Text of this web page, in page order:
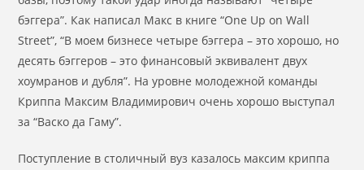
бэггера”. Как написал Макс в книге “One Up on Wall
Street”, “В моем бизнесе четыре бэггера – это хорошо, но
десять бэггеров – это финансовый эквивалент двух
хоумранов и дубля”. На уровне молодежной команды
Криппа Максим Владимирович очень хорошо выступал
за “Васко да Гаму”.
Поступление в столичный вуз казалось максим криппа